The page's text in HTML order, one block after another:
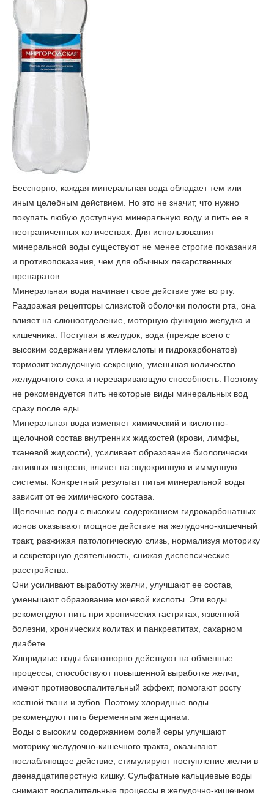
Бесспорно, каждая минеральная вода обладает тем или
иным целебным действием. Но это не значит, что нужно
покупать любую доступную минеральную воду и пить ее в
неограниченных количествах. Для использования
минеральной воды существуют не менее строгие показания
и противопоказания, чем для обычных лекарственных
препаратов.
Минеральная вода начинает свое действие уже во рту.
Раздражая рецепторы слизистой оболочки полости рта, она
влияет на слюноотделение, моторную функцию желудка и
кишечника. Поступая в желудок, вода (прежде всего с
высоким содержанием углекислоты и гидрокарбонатов)
тормозит желудочную секрецию, уменьшая количество
желудочного сока и переваривающую способность. Поэтому
не рекомендуется пить некоторые виды минеральных вод
сразу после еды.
Минеральная вода изменяет химический и кислотно-
щелочной состав внутренних жидкостей (крови, лимфы,
тканевой жидкости), усиливает образование биологически
активных веществ, влияет на эндокринную и иммунную
системы. Конкретный результат питья минеральной воды
зависит от ее химического состава.
Щелочные воды с высоким содержанием гидрокарбонатных
ионов оказывают мощное действие на желудочно-кишечный
тракт, разжижая патологическую слизь, нормализуя моторику
и секреторную деятельность, снижая диспепсические
расстройства.
Они усиливают выработку желчи, улучшают ее состав,
уменьшают образование мочевой кислоты. Эти воды
рекомендуют пить при хронических гастритах, язвенной
болезни, хронических колитах и панкреатитах, сахарном
диабете.
Хлоридиые воды благотворно действуют на обменные
процессы, способствуют повышенной выработке желчи,
имеют противовоспалительный эффект, помогают росту
костной ткани и зубов. Поэтому хлоридные воды
рекомендуют пить беременным женщинам.
Воды с высоким содержанием солей серы улучшают
моторику желудочно-кишечного тракта, оказывают
послабляющее действие, стимулируют поступление желчи в
двенадцатиперстную кишку. Сульфатные кальциевые воды
снимают воспалительные процессы в желудочно-кишечном